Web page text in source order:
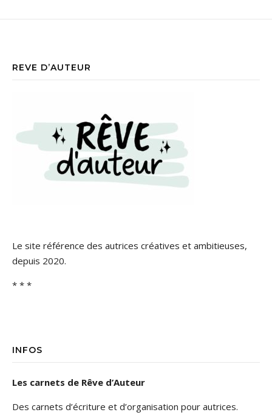
REVE D’AUTEUR
Le site référence des autrices créatives et ambitieuses,
depuis 2020.
* * *
INFOS
Les carnets de Rêve d’Auteur
Des carnets d’écriture et d’organisation pour autrices.